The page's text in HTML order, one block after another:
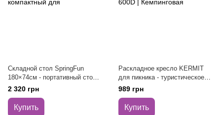
Складной стол SpringFun
180×74см - портативный стол
для мероприятий
многофункциональный,
компактный для
2 320 грн
Купить
Раскладное кресло KERMIT
для пикника - туристическое
кресло с подлокотниками |
Oxford 600D | Кемпинговая
989 грн
Купить